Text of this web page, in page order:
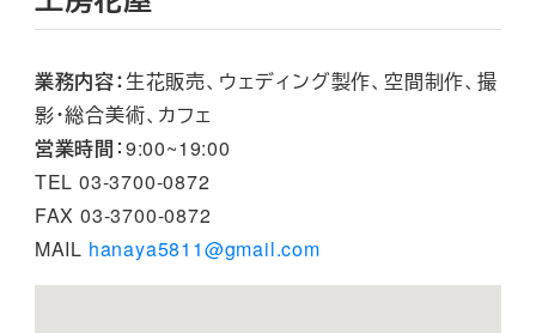
業務内容：生花販売、ウェディング製作、空間制作、撮
影・総合美術、カフェ
営業時間 ：9:00~19:00
TEL 03-3700-0872
FAX 03-3700-0872
MAIL hanaya5811@gmail.com